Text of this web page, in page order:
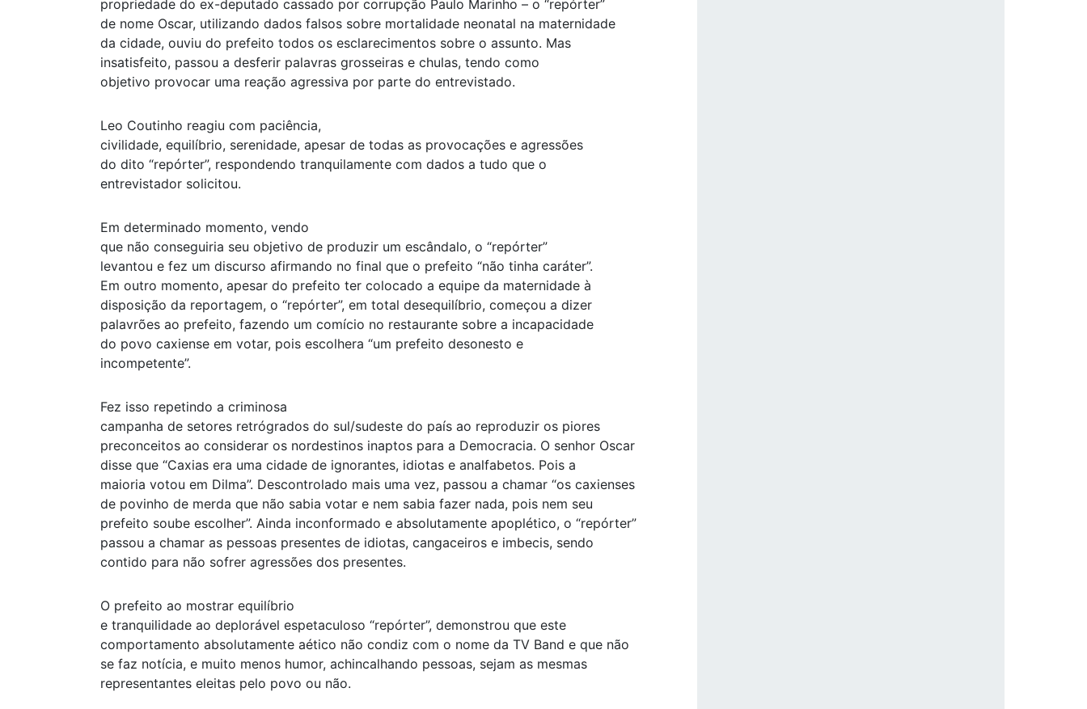
propriedade do ex-deputado cassado por corrupção Paulo Marinho – o “repórter”
de nome Oscar, utilizando dados falsos sobre mortalidade neonatal na maternidade
da cidade, ouviu do prefeito todos os esclarecimentos sobre o assunto. Mas
insatisfeito, passou a desferir palavras grosseiras e chulas, tendo como
objetivo provocar uma reação agressiva por parte do entrevistado.
Leo Coutinho reagiu com paciência,
civilidade, equilíbrio, serenidade, apesar de todas as provocações e agressões
do dito “repórter”, respondendo tranquilamente com dados a tudo que o
entrevistador solicitou.
Em determinado momento, vendo
que não conseguiria seu objetivo de produzir um escândalo, o “repórter”
levantou e fez um discurso afirmando no final que o prefeito “não tinha caráter”.
Em outro momento, apesar do prefeito ter colocado a equipe da maternidade à
disposição da reportagem, o “repórter”, em total desequilíbrio, começou a dizer
palavrões ao prefeito, fazendo um comício no restaurante sobre a incapacidade
do povo caxiense em votar, pois escolhera “um prefeito desonesto e
incompetente”.
Fez isso repetindo a criminosa
campanha de setores retrógrados do sul/sudeste do país ao reproduzir os piores
preconceitos ao considerar os nordestinos inaptos para a Democracia. O senhor Oscar
disse que “Caxias era uma cidade de ignorantes, idiotas e analfabetos. Pois a
maioria votou em Dilma”. Descontrolado mais uma vez, passou a chamar “os caxienses
de povinho de merda que não sabia votar e nem sabia fazer nada, pois nem seu
prefeito soube escolher”. Ainda inconformado e absolutamente apoplético, o “repórter”
passou a chamar as pessoas presentes de idiotas, cangaceiros e imbecis, sendo
contido para não sofrer agressões dos presentes.
O prefeito ao mostrar equilíbrio
e tranquilidade ao deplorável espetaculoso “repórter”, demonstrou que este
comportamento absolutamente aético não condiz com o nome da TV Band e que não
se faz notícia, e muito menos humor, achincalhando pessoas, sejam as mesmas
representantes eleitas pelo povo ou não.